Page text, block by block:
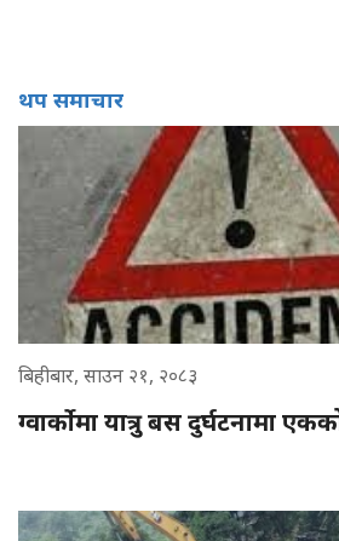
थप समाचार
बिहीबार, साउन २१, २०८३
ग्वार्कोमा यात्रु बस दुर्घटनामा